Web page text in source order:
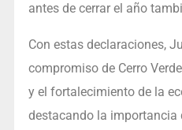
antes de cerrar el año
Con estas declaraciones,
compromiso de Cerro
y el fortalecimiento de la
destacando la importancia